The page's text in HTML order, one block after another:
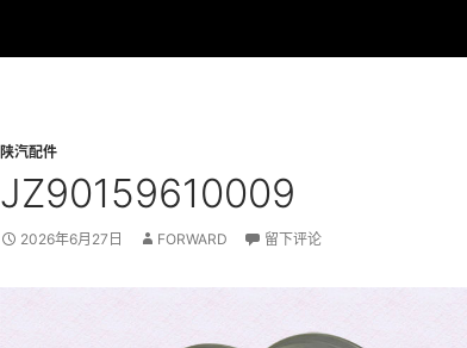
陕汽配件
JZ90159610009
2026年6月27日 FORWARD 留下评论